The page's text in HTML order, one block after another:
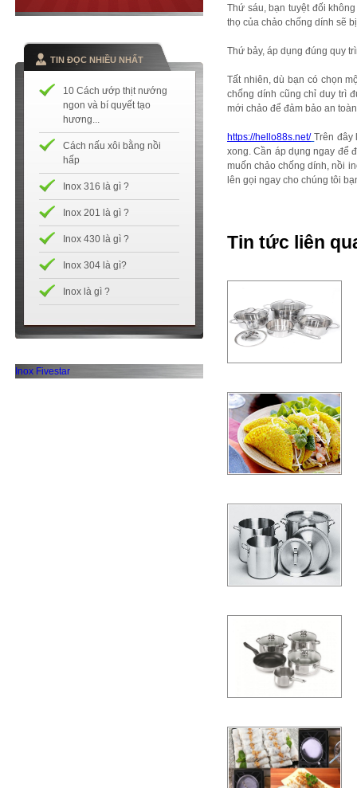
TIN ĐỌC NHIỀU NHẤT
10 Cách ướp thịt nướng
ngon và bí quyết tạo
hương...
Cách nấu xôi bằng nồi
hấp
Inox 316 là gì ?
Inox 201 là gì ?
Inox 430 là gì ?
Inox 304 là gì?
Inox là gì ?
Inox Fivestar
Thứ sáu, bạn tuyệt đối
thọ của chảo chống dính sẽ
Thứ bảy, áp dụng đúng quy
Tất nhiên, dù bạn có chọn
chống dính cũng chỉ duy trì
mới chảo để đảm bảo an
https://hello88s.net/ Trên đây
xong. Cần áp dụng ngay để
muốn chảo chống dính, nồi
lên gọi ngay cho chúng tôi
Tin tức liên